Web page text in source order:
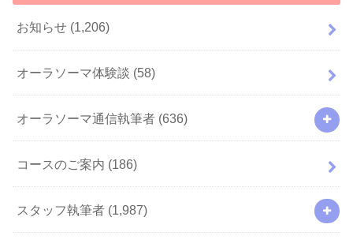
お知らせ (1,206)
オーラソーマ体験談 (58)
オーラソーマ通信執筆者 (636)
コースのご案内 (186)
スタッフ執筆者 (1,987)